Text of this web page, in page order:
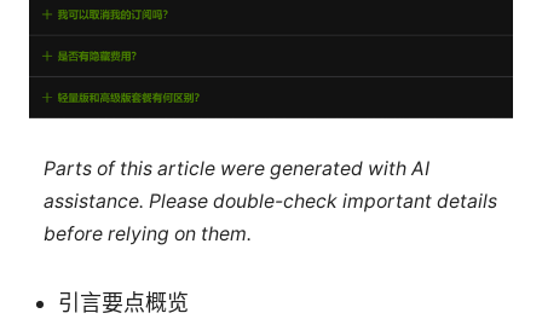
Parts of this article were generated with AI
assistance. Please double-check important details
before relying on them.
引言要点概览